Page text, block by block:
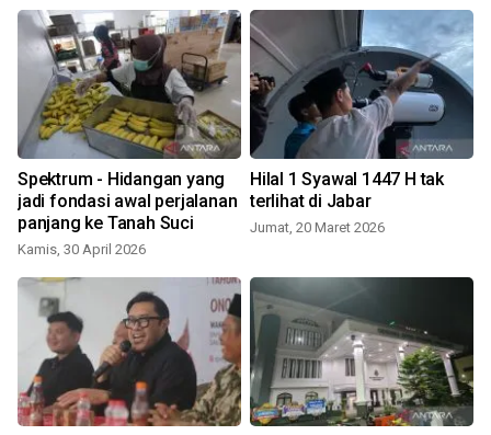
Spektrum - Hidangan yang
jadi fondasi awal perjalanan
panjang ke Tanah Suci
Kamis, 30 April 2026
Hilal 1 Syawal 1447 H tak
terlihat di Jabar
Jumat, 20 Maret 2026